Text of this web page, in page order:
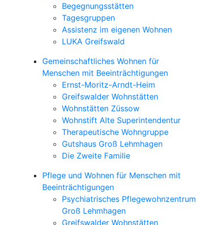
Begegnungsstätten
Tagesgruppen
Assistenz im eigenen Wohnen
LUKA Greifswald
Gemeinschaftliches Wohnen für
Menschen mit Beeinträchtigungen
Ernst-Moritz-Arndt-Heim
Greifswalder Wohnstätten
Wohnstätten Züssow
Wohnstift Alte Superintendentur
Therapeutische Wohngruppe
Gutshaus Groß Lehmhagen
Die Zweite Familie
Pflege und Wohnen für Menschen mit
Beeinträchtigungen
Psychiatrisches Pflegewohnzentrum
Groß Lehmhagen
Greifswalder Wohnstätten